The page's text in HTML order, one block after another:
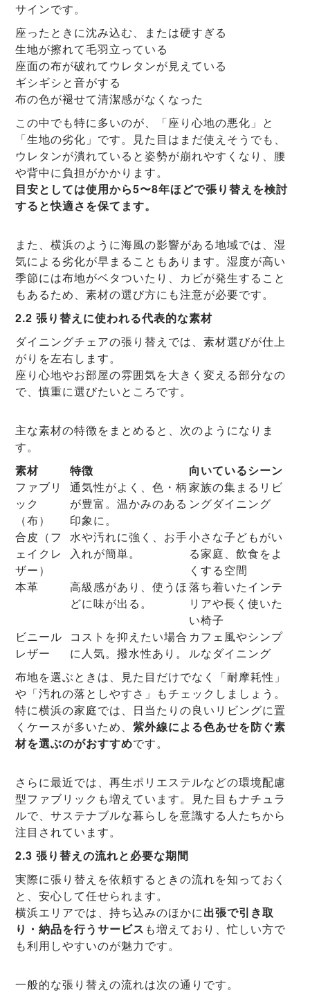
サインです。
座ったときに沈み込む、または硬すぎる
生地が擦れて毛羽立っている
座面の布が破れてウレタンが見えている
ギシギシと音がする
布の色が褪せて清潔感がなくなった
この中でも特に多いのが、「座り心地の悪化」と
「生地の劣化」です。見た目はまだ使えそうでも、
ウレタンが潰れていると姿勢が崩れやすくなり、腰
や背中に負担がかかります。
目安としては使用から5〜8年ほどで張り替えを検討
すると快適さを保てます。
また、横浜のように海風の影響がある地域では、湿
気による劣化が早まることもあります。湿度が高い
季節には布地がベタついたり、カビが発生すること
もあるため、素材の選び方にも注意が必要です。
2.2 張り替えに使われる代表的な素材
ダイニングチェアの張り替えでは、素材選びが仕上
がりを左右します。
座り心地やお部屋の雰囲気を大きく変える部分なの
で、慎重に選びたいところです。
主な素材の特徴をまとめると、次のようになりま
す。
素材
特徴
向いているシーン
ファブリ
ック
（布）
通気性がよく、色・柄
が豊富。温かみのある
印象に。
家族の集まるリビ
ングダイニング
合皮（フ
ェイクレ
ザー）
水や汚れに強く、お手
入れが簡単。
小さな子どもがい
る家庭、飲食をよ
くする空間
本革
高級感があり、使うほ
どに味が出る。
落ち着いたインテ
リアや長く使いた
い椅子
ビニール
レザー
コストを抑えたい場合
に人気。撥水性あり。
カフェ風やシンプ
ルなダイニング
布地を選ぶときは、見た目だけでなく「耐摩耗性」
や「汚れの落としやすさ」もチェックしましょう。
特に横浜の家庭では、日当たりの良いリビングに置
くケースが多いため、紫外線による色あせを防ぐ素
材を選ぶのがおすすめです。
さらに最近では、再生ポリエステルなどの環境配慮
型ファブリックも増えています。見た目もナチュラ
ルで、サステナブルな暮らしを意識する人たちから
注目されています。
2.3 張り替えの流れと必要な期間
実際に張り替えを依頼するときの流れを知っておく
と、安心して任せられます。
横浜エリアでは、持ち込みのほかに出張で引き取
り・納品を行うサービス も増えており、忙しい方で
も利用しやすいのが魅力です。
一般的な張り替えの流れは次の通りです。